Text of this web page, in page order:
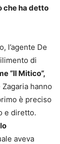
che ha detto
l’agente De
di
“Il Mitico”,
Zagaria hanno
è preciso
e diretto.
aveva